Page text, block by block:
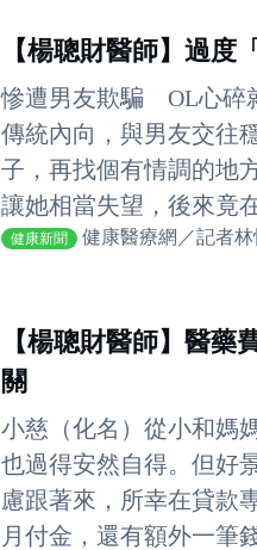
【楊聰財醫師】過
慘遭男友欺騙 OL心碎
傳統內向，與男友交往
子，再找個有情調的地
讓她相當失望，後來竟
健康新聞 健康醫療網／記者
【楊聰財醫師】醫
關
小慈（化名）從小和媽
也過得安然自得。但好
慮跟著來，所幸在貸款
月付金，還有額外一筆